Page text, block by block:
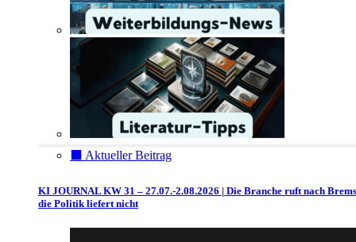
⬛️ Aktueller Beitrag
KI JOURNAL KW 31 – 27.07.-2.08.2026 | Die Branche ruft nach
die Politik liefert nicht